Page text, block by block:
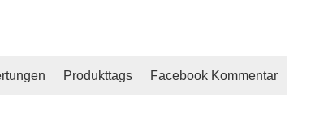
Produkttags Facebook Kommentar